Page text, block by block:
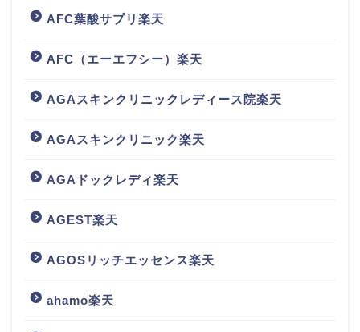
AFC葉酸サプリ楽天
AFC（エーエフシー）楽天
AGAスキンクリニックレディース院楽天
AGAスキンクリニック楽天
AGAドックレディ楽天
AGEST楽天
AGOSリッチエッセンス楽天
ahamo楽天